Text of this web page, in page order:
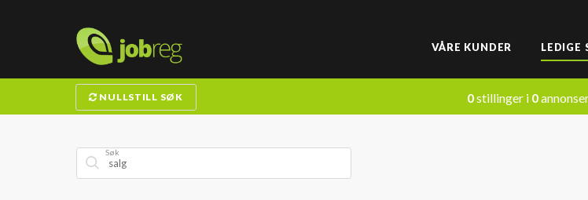
VÅRE KUNDER LEDIGE
NULLSTILL SØK 0stillinger i 0
Søk